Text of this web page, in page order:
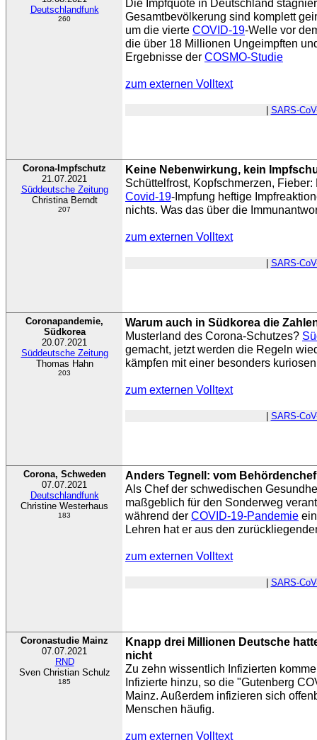
Deutschlandfunk
260
Die Impfquote in Deutschland
Gesamtbevölkerung sind komplett
um die vierte COVID-19-Welle vor
die über 18 Millionen Ungeimpften
Ergebnisse der COSMO-Studie
zum externen Volltext
SARS-
Corona-Impfschutz
21.07.2021
Süddeutsche Zeitung
Christina Berndt
207
Keine Nebenwirkung, kein
Schüttelfrost, Kopfschmerzen,
Covid-19-Impfung heftige
nichts. Was das über die
zum externen Volltext
SARS-
Coronapandemie,
Südkorea
20.07.2021
Süddeutsche Zeitung
Thomas Hahn
203
Warum auch in Südkorea die
Musterland des Corona-Schutzes?
gemacht, jetzt werden die Regeln
kämpfen mit einer besonders
zum externen Volltext
SARS-
Corona, Schweden
07.07.2021
Deutschlandfunk
Christine Westerhaus
183
Anders Tegnell: vom
Als Chef der schwedischen
maßgeblich für den Sonderweg
während der COVID-19-Pandemie
Lehren hat er aus den
zum externen Volltext
SARS-
Coronastudie Mainz
07.07.2021
RND
Sven Christian Schulz
185
Knapp drei Millionen Deutsche
nicht
Zu zehn wissentlich Infizierten
Infizierte hinzu, so die "Gutenberg
Mainz. Außerdem infizieren sich
Menschen häufig.
zum externen Volltext